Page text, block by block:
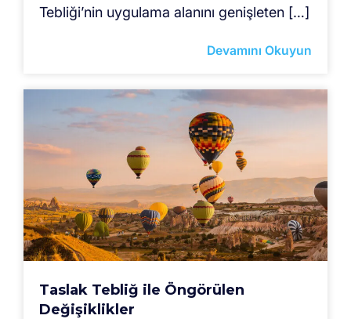
Tebliği’nin uygulama alanını genişleten […]
Devamını Okuyun
Taslak Tebliğ ile Öngörülen
Değişiklikler